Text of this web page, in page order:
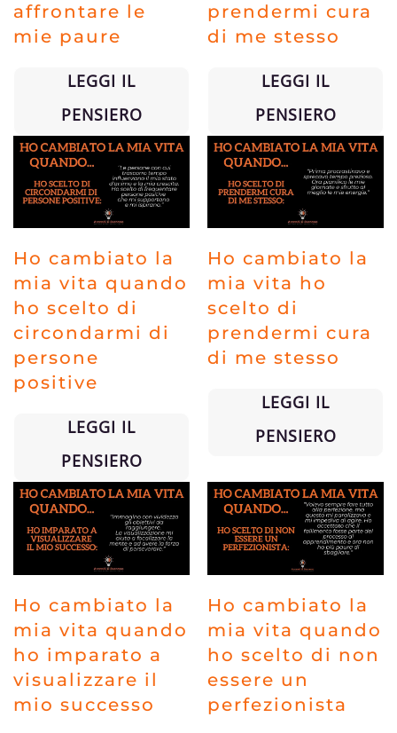
affrontare le
mie paure
LEGGI IL
PENSIERO
prendermi cura
di me stesso
LEGGI IL
PENSIERO
Ho cambiato la
mia vita quando
ho scelto di
circondarmi di
persone
positive
LEGGI IL
PENSIERO
Ho cambiato la
mia vita ho
scelto di
prendermi cura
di me stesso
LEGGI IL
PENSIERO
Ho cambiato la
mia vita quando
ho imparato a
visualizzare il
mio successo
Ho cambiato la
mia vita quando
ho scelto di non
essere un
perfezionista